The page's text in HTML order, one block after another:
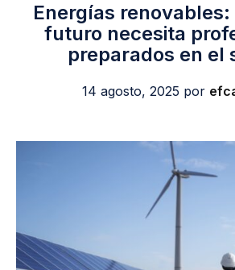
Energías
futuro necesita
preparados en el
14 agosto, 2025 por